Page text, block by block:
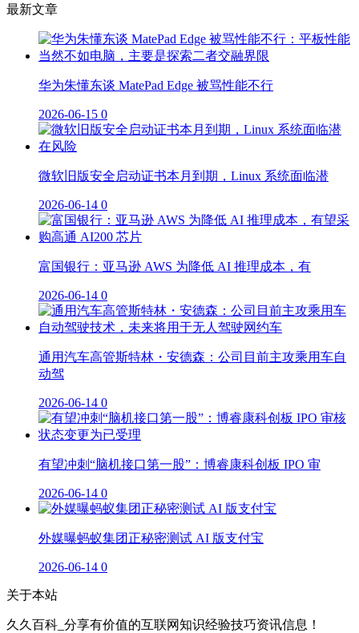
最新文章
华为朱懂东谈 MatePad Edge 被骂性能不行
2026-06-15 0
微软旧版安全启动证书本月到期，Linux 系统面临潜
2026-06-14 0
富国银行：亚马逊 AWS 为降低 AI 推理成本，有
2026-06-14 0
通用汽车高管斯特林・安德森：公司目前主攻乘用车自
动驾
2026-06-14 0
有望冲刺“脑机接口第一股”：博睿康科创板 IPO 审
2026-06-14 0
外媒曝蚂蚁集团正秘密测试 AI 版支付宝
2026-06-14 0
关于本站
久久百科_分享有价值的互联网知识经验技巧资讯信息！